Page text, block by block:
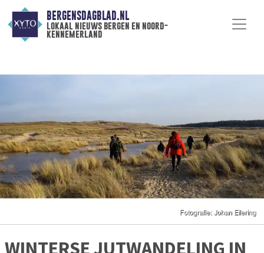
BERGENSDAGBLAD.NL
lokaal nieuws bergen en noord-
kennemerland